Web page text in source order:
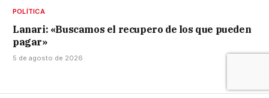
POLÍTICA
Lanari: «Buscamos el recupero de los que pueden
pagar»
5 de agosto de 2026